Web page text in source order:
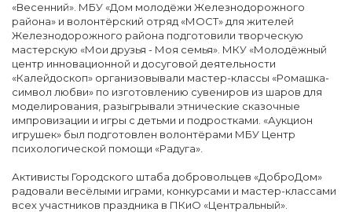
«Весенний». МБУ «Дом молодёжи Железнодорожного
района» и волонтёрский отряд «МОСТ» для жителей
Железнодорожного района подготовили творческую
мастерскую «Мои друзья - Моя семья». МКУ «Молодёжный
центр инновационной и досуговой деятельности
«Калейдоскоп» организовывали мастер-классы «Ромашка-
символ любви» по изготовлению сувениров из шаров для
моделирования, разыгрывали этнические сказочные
импровизации и игры с детьми и подростками. «Аукцион
игрушек» был подготовлен волонтёрами МБУ Центр
психологической помощи «Радуга».
Активисты Городского штаба добровольцев «ДоброДом»
радовали весёлыми играми, конкурсами и мастер-классами
всех участников праздника в ПКиО «Центральный».